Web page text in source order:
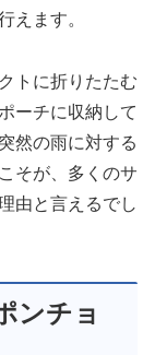
えます。
トに折りたたむ
ーチに収納して
然の雨に対する
そが、多くのサ
由と言えるでし
ンチョ